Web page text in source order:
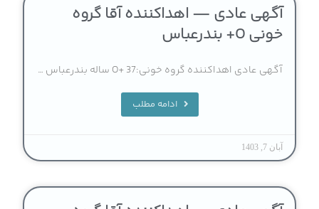
آگهی عادی — اهداکننده آقا گروه
خونی O+ بندرعباس
آگهی عادی اهداکننده گروه خونی:O+ 37 ساله بندرعباس …
ادامه مطلب
آبان 7, 1403